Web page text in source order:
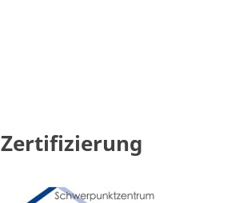
Zertifizierung